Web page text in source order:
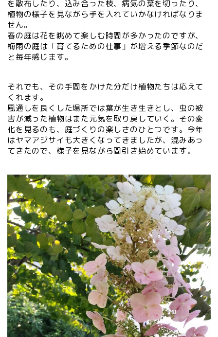
を散布したり、込み合った枝、病気の葉を切ったり、
植物の様子を見ながら手を入れていかなければなりま
せん。
春の庭は花を眺めて楽しむ時間が多かったのですが、
梅雨の庭は「育てるための仕事」が増える季節なのだ
と毎年感じます。
それでも、その手間をかけた分だけ植物たちは応えて
くれます。
風通しを良くした場所では葉が生き生きとし、虫の被
害が減った植物はまた元気を取り戻していく。その変
化を見るのも、庭づくりの楽しさのひとつです。今年
はヤマアジサイも大きくなってきましたが、混みあっ
てきたので、様子を見ながら間引き始めています。